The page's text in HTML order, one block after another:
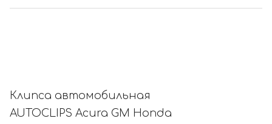
Клипса автомобильная
AUTOCLIPS Acura GM Honda